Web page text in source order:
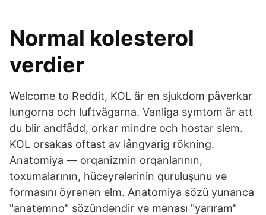
Normal kolesterol
verdier
Welcome to Reddit, KOL är en sjukdom påverkar
lungorna och luftvägarna. Vanliga symtom är att
du blir andfådd, orkar mindre och hostar slem.
KOL orsakas oftast av långvarig rökning.
Anatomiya — orqanizmin orqanlarının,
toxumalarının, hüceyrələrinin quruluşunu və
formasını öyrənən elm. Anatomiya sözü yunanca
"anatemno" sözündəndir və mənası "yarıram"